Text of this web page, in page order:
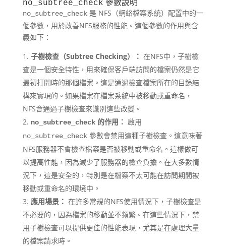
no_subtree_check
no_subtree_check是 NFS（網絡檔案系統）配置中的一
個參數，用於改善NFS服務的性能。這個參數的作用與含
義如下：
子樹檢查（Subtree Checking）： 在NFS中，子樹檢
查是一個安全特性，用來確保客戶端訪問的檔案仍然是它
最初打開時的那個檔案。這是通過檢查檔案所在的目錄結
構來實現的。如果檔案在檔案系統中被移動或重命名，
NFS會通過子樹檢查來識別這些改變。
no_subtree_check的作用： 啟用
no_subtree_check參數會禁用這種子樹檢查。這意味著
NFS服務器不會檢查檔案是否被移動或重命名。這樣做可
以提高性能，因為減少了服務器的檢查負擔。在大多數情
況下，這是安全的，特別是在檔案不太可能在訪問期間被
移動或重命名的環境中。
應用場景： 在許多常規的NFS使用情況下，子樹檢查是
不必要的，因為檔案的移動並不頻繁。在這些情況下，禁
用子樹檢查可以提供更佳的性能表現，尤其是在處理大量
的檔案請求時。